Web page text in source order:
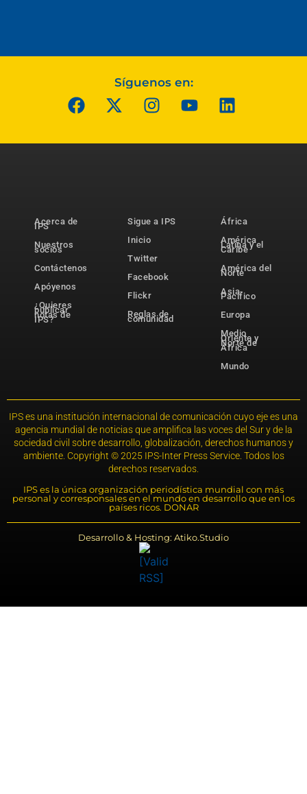
Síguenos en:
Acerca de
IPS
Nuestros
socios
Contáctenos
Apóyenos
¿Quieres
publicar
notas de
IPS?
Sigue a IPS
Inicio
Twitter
Facebook
Flickr
Reglas de
comunidad
África
América
Latina y el
Caribe
América del
Norte
Asia-
Pacífico
Europa
Medio
Oriente y
Norte de
África
Mundo
IPS es una institución internacional de comunicación cuyo eje es una
agencia mundial de noticias que amplifica las voces del Sur y de la
sociedad civil sobre desarrollo, globalización, derechos humanos y
ambiente. Copyright © 2025 IPS-Inter Press Service. Todos los
derechos reservados.
IPS es la única organización periodística mundial con más
personal y corresponsales en el mundo en desarrollo que en los
países ricos. DONAR
Desarrollo & Hosting: Atiko.Studio